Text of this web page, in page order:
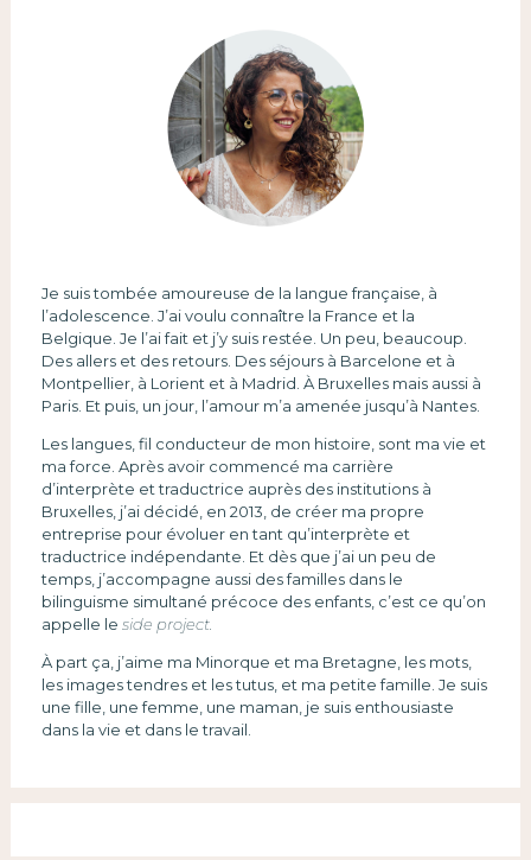
Je suis tombée amoureuse de la langue française, à
l’adolescence. J’ai voulu connaître la France et la
Belgique. Je l’ai fait et j’y suis restée. Un peu, beaucoup.
Des allers et des retours. Des séjours à Barcelone et à
Montpellier, à Lorient et à Madrid. À Bruxelles mais aussi à
Paris. Et puis, un jour, l’amour m’a amenée jusqu’à Nantes.
Les langues, fil conducteur de mon histoire, sont ma vie et
ma force. Après avoir commencé ma carrière
d’interprète et traductrice auprès des institutions à
Bruxelles, j’ai décidé, en 2013, de créer ma propre
entreprise pour évoluer en tant qu’interprète et
traductrice indépendante. Et dès que j’ai un peu de
temps, j’accompagne aussi des familles dans le
bilinguisme simultané précoce des enfants, c’est ce qu’on
appelle le side project.
À part ça, j’aime ma Minorque et ma Bretagne, les mots,
les images tendres et les tutus, et ma petite famille. Je suis
une fille, une femme, une maman, je suis enthousiaste
dans la vie et dans le travail.